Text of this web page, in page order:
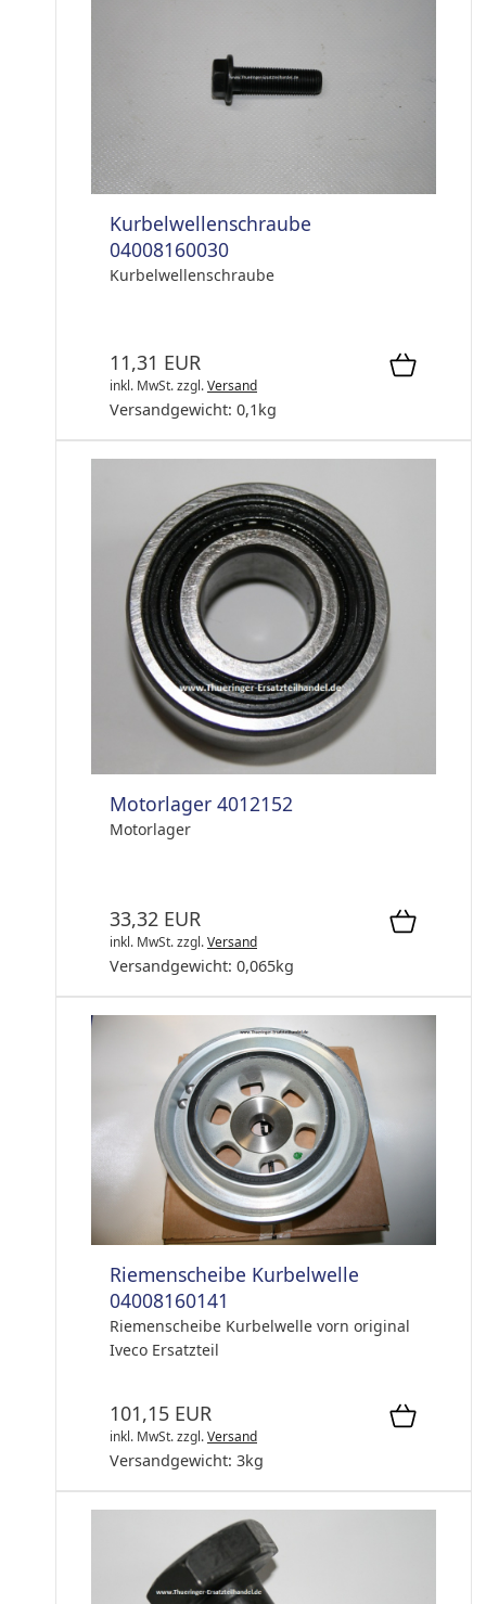
Kurbelwellenschraube
04008160030
Kurbelwellenschraube
11,31 EUR
inkl. MwSt.zzgl.Versand
Versandgewicht: 0,1 kg
Motorlager 4012152
Motorlager
33,32 EUR
inkl. MwSt.zzgl.Versand
Versandgewicht: 0,065kg
Riemenscheibe Kurbelwelle
04008160141
Riemenscheibe Kurbelwelle vorn original
Iveco Ersatzteil
101,15 EUR
inkl. MwSt.zzgl.Versand
Versandgewicht: 3kg